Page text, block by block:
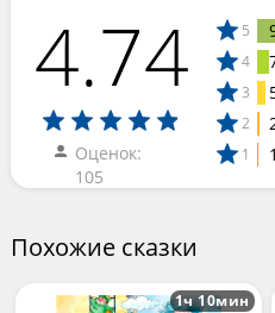
4.74
Оценок:
105
5
4
3
2
1 1
Похожие сказки
1ч 10мин